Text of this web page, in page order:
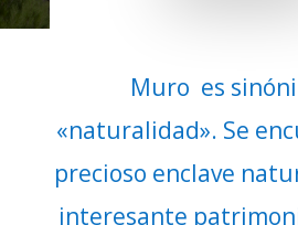
Muro es
«naturalidad». Se
precioso enclave
interesante